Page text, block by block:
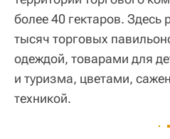
более 40 гектаров.
тысяч торговых
одеждой, товарами для
и туризма, цветами,
техникой.